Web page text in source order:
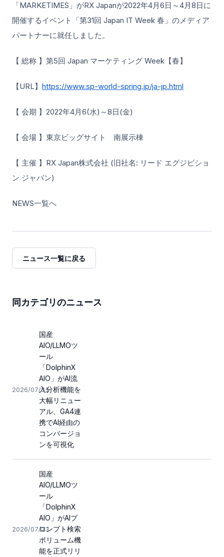
「MARKETIMES」がRX Japanが2022年4月6日～4月8日に
開催するイベント「第31回 Japan IT Week 春」のメディア
パートナーに就任しました。
【 総称 】第5回 Japan マーケティング Week【春】
【URL】 https://www.sp-world-spring.jp/ja-jp.html
【 会期 】2022年4月6(水)～8日(金)
【 会場 】東京ビッグサイト 南展示棟
【 主催 】RX Japan株式会社 (旧社名: リード エグジビショ
ン ジャパン)
NEWS一覧へ
ニュース一覧に戻る
同カテゴリのニュース
2026/07/31
国産
AIO/LLMOツ
ール
「DolphinX
AIO」がAI流
入分析機能を
大幅リニュー
アル、GA4連
携でAI経由の
コンバージョ
ンを可視化
2026/07/23
国産
AIO/LLMOツ
ール
「DolphinX
AIO」がAIプ
ロンプト検索
ボリューム機
能を正式リリ